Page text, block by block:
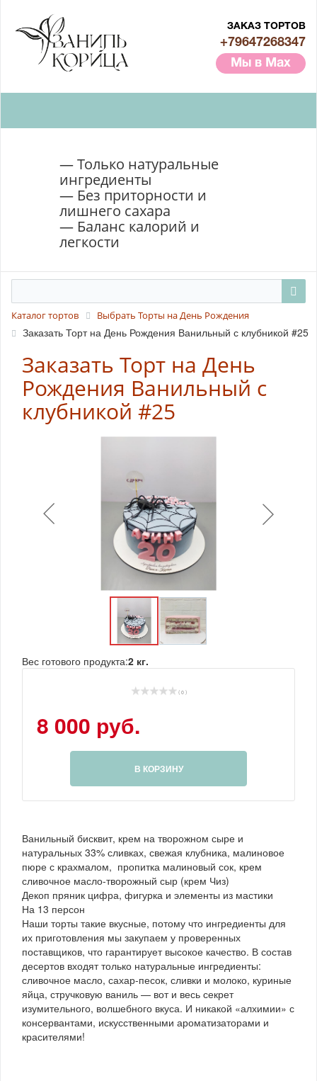
ЗАКАЗ ТОРТОВ
+79647268347
Мы в Max
— Только натуральные
ингредиенты
— Без приторности и
лишнего сахара
— Баланс калорий и
легкости
Каталог тортов Выбрать Торты на День Рождения
Заказать Торт на День Рождения Ванильный с клубникой #25
Заказать Торт на День
Рождения Ванильный с
клубникой #25
Вес готового продукта:2 кг.
( 0 )
8 000 руб.
В КОРЗИНУ
Ванильный бисквит, крем на творожном сыре и
натуральных 33% сливках, свежая клубника, малиновое
пюре с крахмалом, пропитка малиновый сок, крем
сливочное масло-творожный сыр (крем Чиз)
Декоп пряник цифра, фигурка и элементы из мастики
На 13 персон
Наши торты такие вкусные, потому что ингредиенты для
их приготовления мы закупаем у проверенных
поставщиков, что гарантирует высокое качество. В состав
десертов входят только натуральные ингредиенты:
сливочное масло, сахар-песок, сливки и молоко, куриные
яйца, стручковую ваниль — вот и весь секрет
изумительного, волшебного вкуса. И никакой «алхимии» с
консервантами, искусственными ароматизаторами и
красителями!